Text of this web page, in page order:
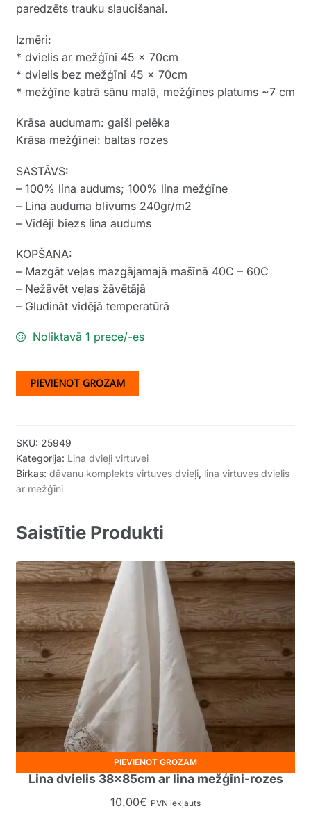
paredzēts trauku slaucīšanai.
Izmēri:
* dvielis ar mežģīni 45 x 70cm
* dvielis bez mežģīni 45 x 70cm
* mežģīne katrā sānu malā, mežģīnes platums ~7 cm
Krāsa audumam: gaiši pelēka
Krāsa mežģīnei: baltas rozes
SASTĀVS:
– 100% lina audums; 100% lina mežģīne
– Lina auduma blīvums 240gr/m2
– Vidēji biezs lina audums
KOPŠANA:
– Mazgāt veļas mazgājamajā mašīnā 40C – 60C
– Nežāvēt veļas žāvētājā
– Gludināt vidējā temperatūrā
Noliktavā 1 prece/-es
PIEVIENOT GROZAM
SKU: 25949
Kategorija: Lina dvieļi virtuvei
Birkas: dāvanu komplekts virtuves dvieļi, lina virtuves dvielis
ar mežģīni
Saistītie Produkti
Lina dvielis 38x85cm ar lina mežģīni-rozes
10.00€ PVN iekļauts
PIEVIENOT GROZAM